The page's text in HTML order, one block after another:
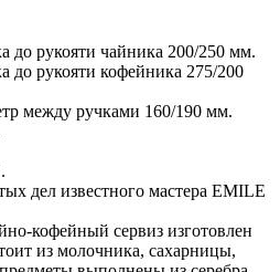
до рукояти чайника 200/250 мм.
до рукояти кофейника 275/200
между ручками 160/190 мм.
дел известного мастера EMILE
кофейный сервиз изготовлен
из молочника, сахарницы,